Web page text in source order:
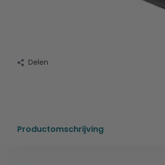
Delen
Productomschrijving